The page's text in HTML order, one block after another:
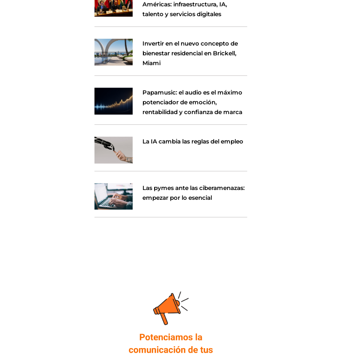
Américas: infraestructura, IA,
talento y servicios digitales
Invertir en el nuevo concepto de
bienestar residencial en Brickell,
Miami
Papamusic: el audio es el máximo
potenciador de emoción,
rentabilidad y confianza de marca
La IA cambia las reglas del empleo
Las pymes ante las ciberamenazas:
empezar por lo esencial